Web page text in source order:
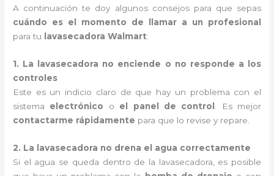
A continuación te doy algunos consejos para que sepas
cuándo es el momento de llamar a un profesional
para tu
lavasecadora Walmart:
1. La lavasecadora no enciende o no responde a los
controles
Este es un indicio claro de que hay un problema con el
sistema electrónico o el panel de control
. Es mejor
contactarme rápidamente para que lo revise y repare.
2. La lavasecadora no drena el agua correctamente
Si el agua se queda dentro de la lavasecadora, es posible